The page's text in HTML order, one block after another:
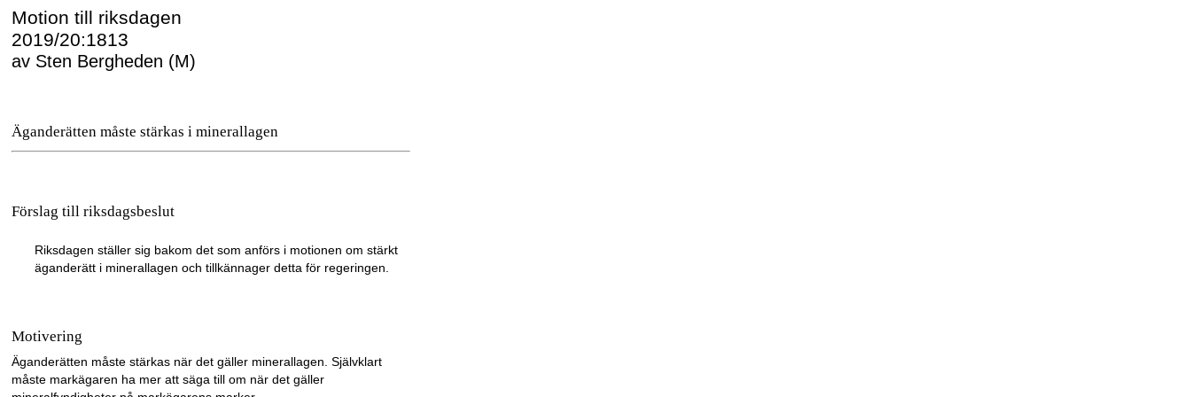
Motion till riksdagen
2019/20:1813
av Sten Bergheden (M)
Äganderätten måste stärkas i minerallagen
Förslag till riksdagsbeslut
Riksdagen ställer sig bakom det som anförs i motionen om stärkt
äganderätt i minerallagen och tillkännager detta för regeringen.
Motivering
Äganderätten måste stärkas när det gäller minerallagen. Självklart
måste markägaren ha mer att säga till om när det gäller